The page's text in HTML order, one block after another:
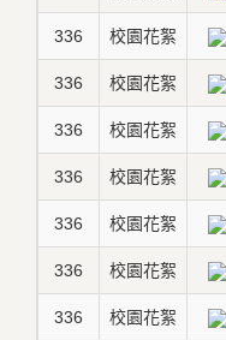
336 校園花絮
336 校園花絮
336 校園花絮
336 校園花絮
336 校園花絮
336 校園花絮
336 校園花絮